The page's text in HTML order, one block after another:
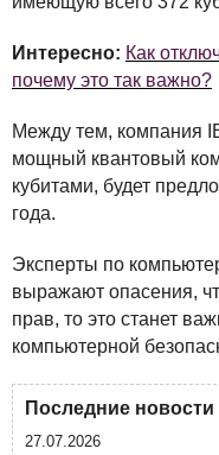
Интересно: Как
почему это так важно?
Между тем, компания
мощный квантовый
кубитами, будет
года.
Эксперты по
выражают опасения,
прав, то это станет
компьютерной
Последние новости
27.07.2026